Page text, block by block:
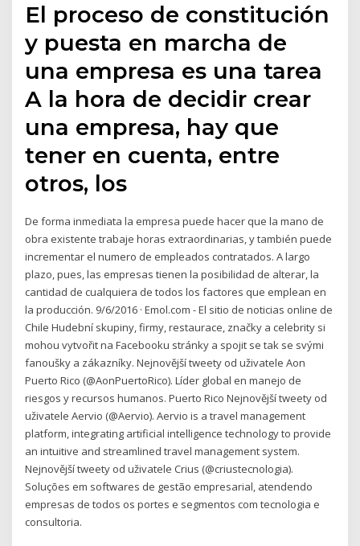
El proceso de constitución
y puesta en marcha de
una empresa es una tarea
A la hora de decidir crear
una empresa, hay que
tener en cuenta, entre
otros, los
De forma inmediata la empresa puede hacer que la mano de
obra existente trabaje horas extraordinarias, y también puede
incrementar el numero de empleados contratados. A largo
plazo, pues, las empresas tienen la posibilidad de alterar, la
cantidad de cualquiera de todos los factores que emplean en
la producción. 9/6/2016 · Emol.com - El sitio de noticias online de
Chile Hudební skupiny, firmy, restaurace, značky a celebrity si
mohou vytvořit na Facebooku stránky a spojit se tak se svými
fanoušky a zákazníky. Nejnovější tweety od uživatele Aon
Puerto Rico (@AonPuertoRico). Líder global en manejo de
riesgos y recursos humanos. Puerto Rico Nejnovější tweety od
uživatele Aervio (@Aervio). Aervio is a travel management
platform, integrating artificial intelligence technology to provide
an intuitive and streamlined travel management system.
Nejnovější tweety od uživatele Crius (@criustecnologia).
Soluções em softwares de gestão empresarial, atendendo
empresas de todos os portes e segmentos com tecnologia e
consultoria.